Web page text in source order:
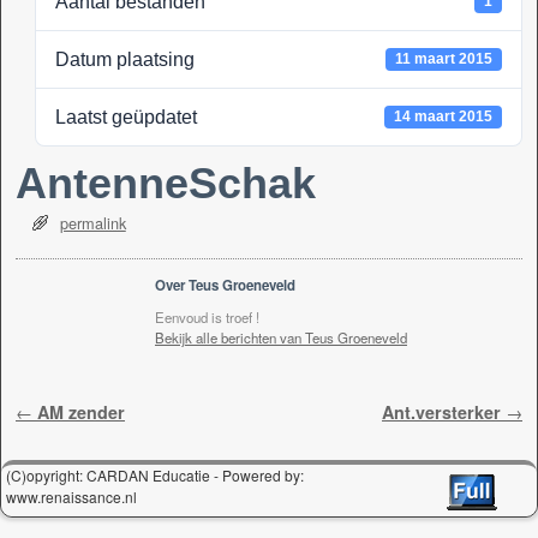
k
Datum plaatsing 11 maart 2015
Laatst geüpdatet 14 maart 2015
AntenneSchak
permalink
Over Teus Groeneveld
Eenvoud is troef !
Bekijk alle berichten van Teus Groeneveld
Berichtnavigatie
← AM zender Ant.versterker →
(C)opyright: CARDAN Educatie - Powered by:
www.renaissance.nl